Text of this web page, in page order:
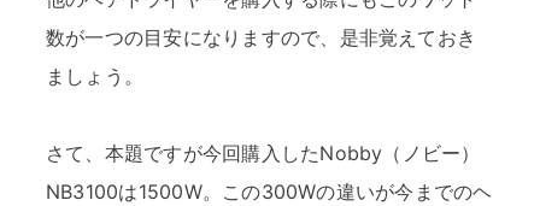
数が一つの目安になりますので、是非覚えておき
ましょう。
さて、本題ですが今回購入したNobby（ノビー）
NB3100は1500W。この300Wの違いが今までのヘ